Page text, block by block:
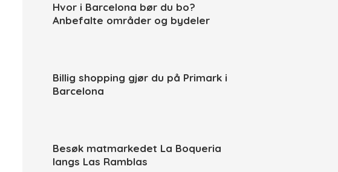
Hvor i Barcelona bør du bo?
Anbefalte områder og bydeler
Billig shopping gjør du på Primark i
Barcelona
Besøk matmarkedet La Boqueria
langs Las Ramblas